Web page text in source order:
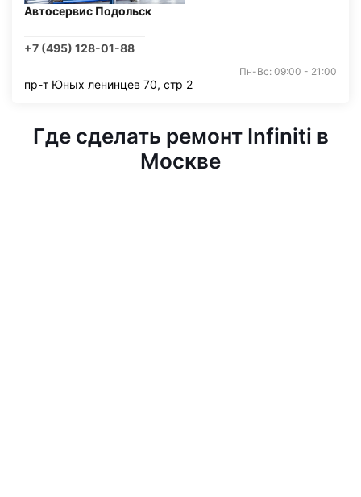
Автосервис Подольск
+7 (495) 128-01-88
Пн-Вс: 09:00 - 21:00
пр-т Юных ленинцев 70, стр 2
Где сделать ремонт Infiniti в
Москве